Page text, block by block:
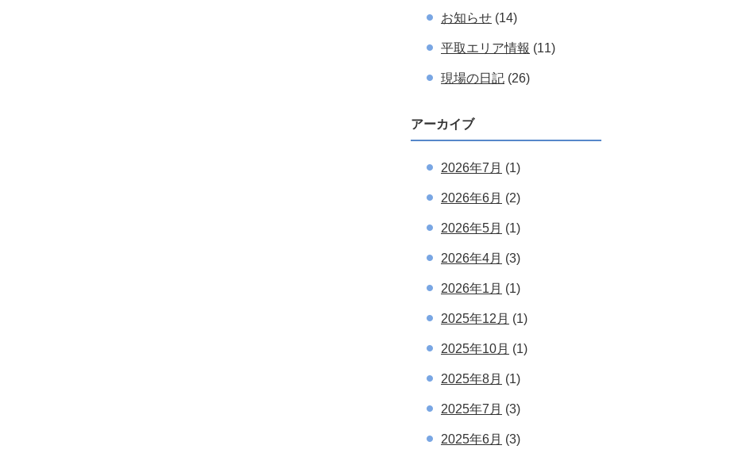
お知らせ (14)
平取エリア情報 (11)
現場の日記 (26)
アーカイブ
2026年7月 (1)
2026年6月 (2)
2026年5月 (1)
2026年4月 (3)
2026年1月 (1)
2025年12月 (1)
2025年10月 (1)
2025年8月 (1)
2025年7月 (3)
2025年6月 (3)